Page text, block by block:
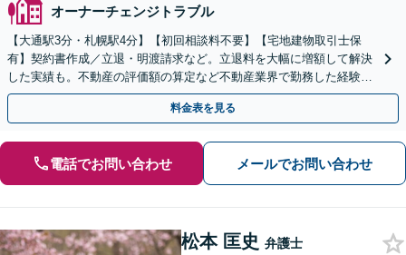
オーナーチェンジトラブル
【大通駅3分・札幌駅4分】【初回相談料不要】【宅地建物取引士保
有】契約書作成／立退・明渡請求など。立退料を大幅に増額して解決
した実績も。不動産の評価額の算定など不動産業界で勤務した経験を
活かして相談者さまの目指す解決へ尽力いたします
料金表を見る
電話でお問い合わせ メールでお問い合わせ
松本 匡史 弁護士